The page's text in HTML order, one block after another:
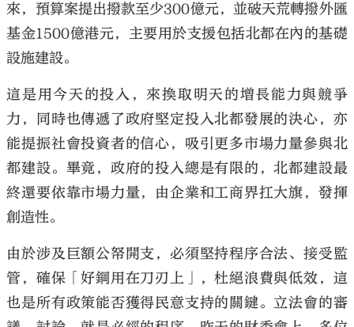
來，預算案提出撥款至少300億元，並破天荒轉撥外匯
基金1500億港元，主要用於支援包括北都在內的基礎
設施建設。
這是用今天的投入，來換取明天的增長能力與競爭
力，同時也傳遞了政府堅定投入北都發展的決心，亦
能提振社會投資者的信心，吸引更多市場力量參與北
都建設。畢竟，政府的投入總是有限的，北都建設最
終還要依靠市場力量，由企業和工商界扛大旗，發揮
創造性。
由於涉及巨額公帑開支，必須堅持程序合法、接受監
管，確保「好鋼用在刀刃上」，杜絕浪費與低效，這
也是所有政策能否獲得民意支持的關鍵。立法會的審